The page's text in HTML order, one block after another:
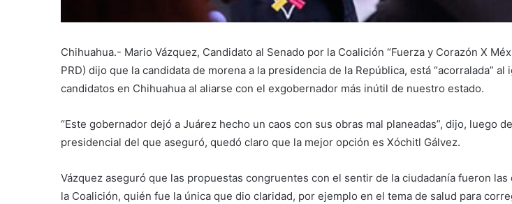
Chihuahua.- Mario Vázquez, Candidato al Senado por la Coalición “Fuerza y Corazón X
PRD) dijo que la candidata de morena a la presidencia de la República, está “acorralada” al
candidatos en Chihuahua al aliarse con el exgobernador más inútil de nuestro estado.
“Este gobernador dejó a Juárez hecho un caos con sus obras mal planeadas”, dijo, luego
presidencial del que aseguró, quedó claro que la mejor opción es Xóchitl Gálvez.
Vázquez aseguró que las propuestas congruentes con el sentir de la ciudadanía fueron las
la Coalición, quién fue la única que dio claridad, por ejemplo en el tema de salud para